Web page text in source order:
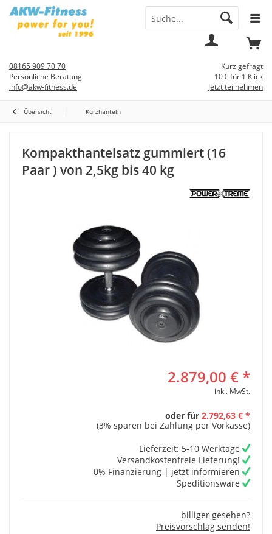
Kurz gefragt
10 € für 1 Klick
Jetzt teilnehmen
08165 909 70 70
Persönliche Beratung
info@akw-fitness.de
Übersicht Kurzhanteln
Kompakthantelsatz gummiert (16
Paar ) von 2,5kg bis 40 kg
2.879,00 € *
inkl. MwSt.
oder für 2.792,63 € *
(3% sparen bei Zahlung per Vorkasse)
Lieferzeit: 5-10 Werktage
Versandkostenfreie Lieferung!
0% Finanzierung | jetzt informieren
Speditionsware
billiger gesehen?
Preisvorschlag senden!